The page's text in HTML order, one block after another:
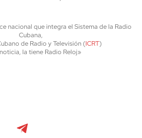
nacional que integra el Sistema de la Radio
Cubana,
de Radio y Televisión (ICRT)
la tiene Radio Reloj»